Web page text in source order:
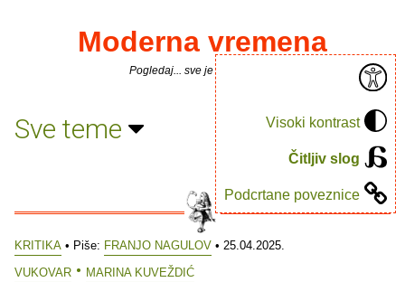
Visoki kontrast
Čitljiv slog
Podcrtane poveznice
Moderna vremena
Pogledaj... sve je puno knjiga.
Sve teme
KRITIKA • Piše: FRANJO NAGULOV • 25.04.2025.
VUKOVAR
MARINA KUVEŽDIĆ